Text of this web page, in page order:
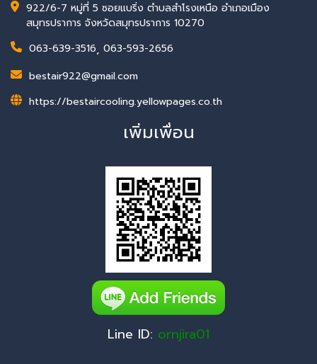
922/6-7 หมู่ที่ 5 ซอยแบริ่ง ตำบลสำโรงเหนือ อำเภอเมือง
สมุทรปราการ จังหวัดสมุทรปราการ 10270
063-639-3516, 063-593-2656
bestair922@gmail.com
https://bestaircooling.yellowpages.co.th
เพิ่มเพื่อน
Line ID: ornjira01